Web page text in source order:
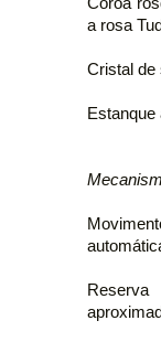
a rosa
Cristal de
Estanque